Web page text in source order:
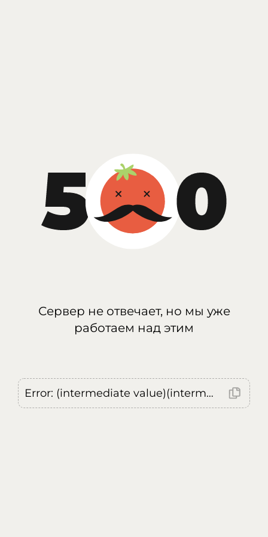
Сервер не отвечает, но мы уже
работаем над этим
Error: (intermediate value)(intermediate value)(intermediate value).replaceAll is not a function